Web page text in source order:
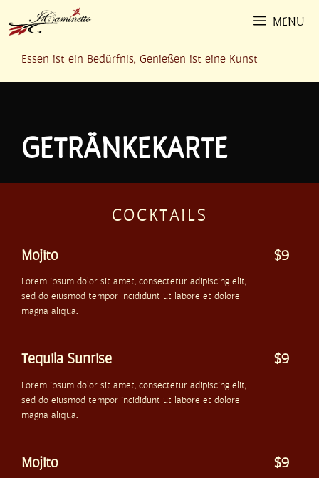
Inhalt
springen
MENÜ
Essen ist ein Bedürfnis, Genießen ist eine Kunst
GETRÄNKEKARTE
COCKTAILS
Mojito
Lorem ipsum dolor sit amet, consectetur adipiscing elit,
sed do eiusmod tempor incididunt ut labore et dolore
magna aliqua.
$9
Tequila Sunrise
Lorem ipsum dolor sit amet, consectetur adipiscing elit,
sed do eiusmod tempor incididunt ut labore et dolore
magna aliqua.
$9
Mojito $9